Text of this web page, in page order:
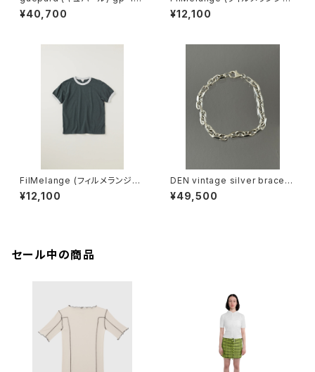
noir cristal (clear lens) メガ
ネ
¥40,700
EMMA / エマ VINTAGE TENJ
IKU (champione melange)
¥12,100
FilMelange (フィルメランジェ)
EMMA / エマ VINTAGE TENJ
IKU (charcoal khaki)
¥12,100
DEN vintage silver bracele
t
¥49,500
セール中の商品